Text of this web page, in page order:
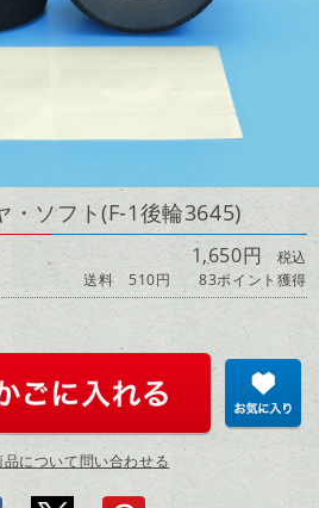
・ソフト(F-1後輪3645)
1,650円 税込
送料 510円
83ポイント獲得
品について問い合わせる